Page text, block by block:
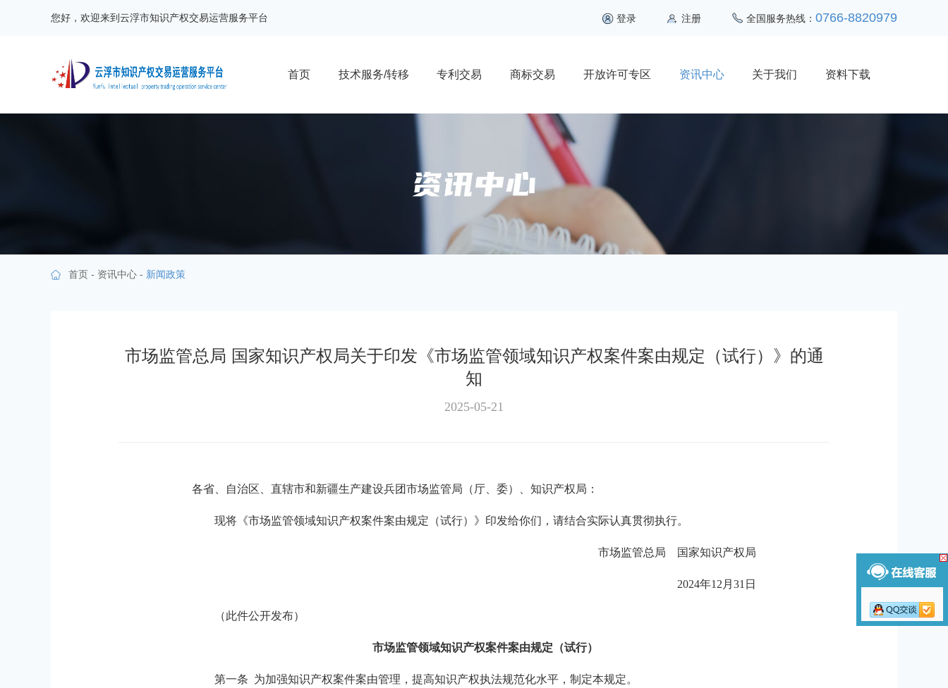
您好，欢迎来到云浮市知识产权交易运营服务平台 登录 注册 全国服务热线： 0766-8820979
首页 技术服务/转移 专利交易 商标交易 开放许可专区 资讯中心 关于我们 资料下载
首页 - 资讯中心 - 新闻政策
市场监管总局 国家知识产权局关于印发《市场监管领域知识产权案件案由规定（试行）》的通
知
2025-05-21
各省、自治区、直辖市和新疆生产建设兵团市场监管局（厅、委）、知识产权局：
现将《市场监管领域知识产权案件案由规定（试行）》印发给你们，请结合实际认真贯彻执行。
市场监管总局 国家知识产权局
2024年12月31日
（此件公开发布）
市场监管领域知识产权案件案由规定（试行）
第一条 为加强知识产权案件案由管理，提高知识产权执法规范化水平，制定本规定。